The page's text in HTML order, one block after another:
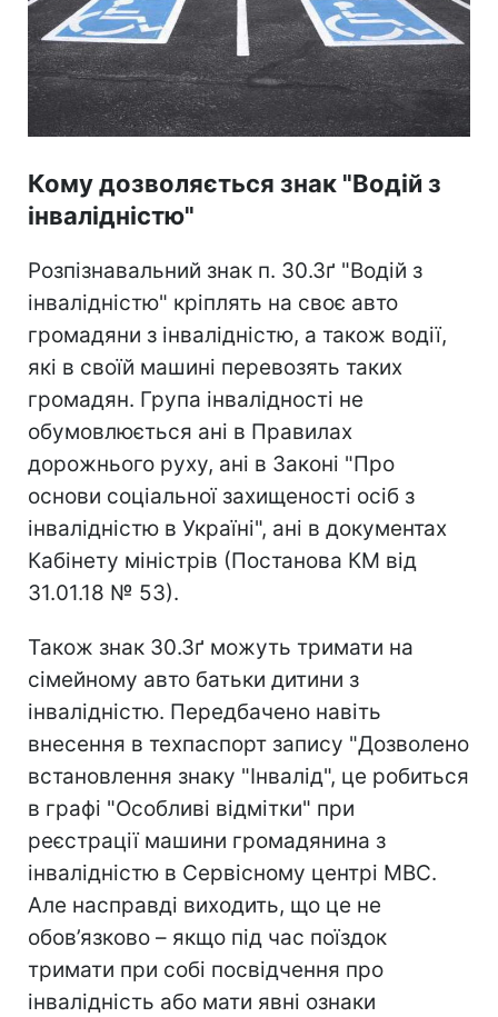
Кому дозволяється знак "Водій з
інвалідністю"
Розпізнавальний знак п. 30.3ґ "Водій з
інвалідністю" кріплять на своє авто
громадяни з інвалідністю, а також водії,
які в своїй машині перевозять таких
громадян. Група інвалідності не
обумовлюється ані в Правилах
дорожнього руху, ані в Законі "Про
основи соціальної захищеності осіб з
інвалідністю в Україні", ані в документах
Кабінету міністрів (Постанова КМ від
31.01.18 № 53).
Також знак 30.3ґ можуть тримати на
сімейному авто батьки дитини з
інвалідністю. Передбачено навіть
внесення в техпаспорт запису "Дозволено
встановлення знаку "Інвалід", це робиться
в графі "Особливі відмітки" при
реєстрації машини громадянина з
інвалідністю в Сервісному центрі МВС.
Але насправді виходить, що це не
обов’язково – якщо під час поїздок
тримати при собі посвідчення про
інвалідність або мати явні ознаки